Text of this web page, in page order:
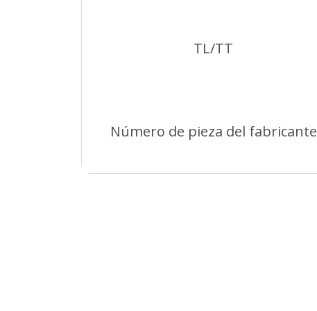
TL/TT
Número de pieza del fabricante